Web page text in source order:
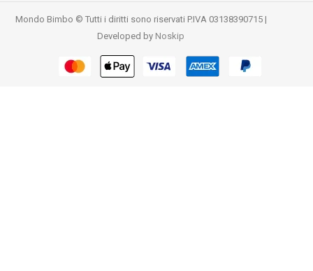
Mondo Bimbo © Tutti i diritti sono riservati P.IVA 03138390715 |
Developed by Noskip